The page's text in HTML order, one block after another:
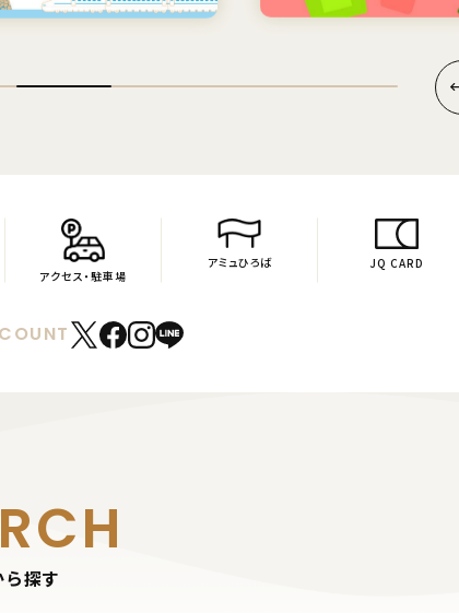
アクセス・駐車場
アミュひろば
JQ CARD
探す